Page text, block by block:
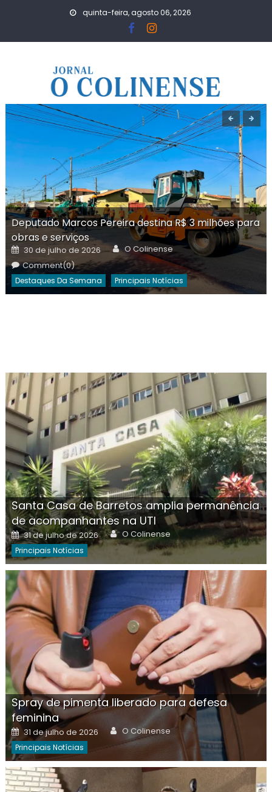
quinta-feira, agosto 06, 2026
Deputado Marcos Pereira destina R$ 3 milhões para
obras e serviços
Posted
on
30 de julho de 2026 Author
O Colinense
Comment(0)
Destaques Da Semana Principais Notícias
Santa Casa de Barretos amplia permanência
de acompanhantes na UTI
Posted
on
31 de julho de 2026 Author
O Colinense
Principais Notícias
Spray de pimenta liberado para defesa
feminina
Posted
on
31 de julho de 2026 Author
O Colinense
Principais Notícias